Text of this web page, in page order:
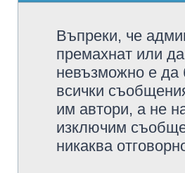
Въпреки, че
премахнат или
невъзможно е да
всички
им автори, а не
изключим
никаква